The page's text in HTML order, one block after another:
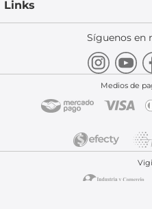
Links
Síguenos en
Medios de